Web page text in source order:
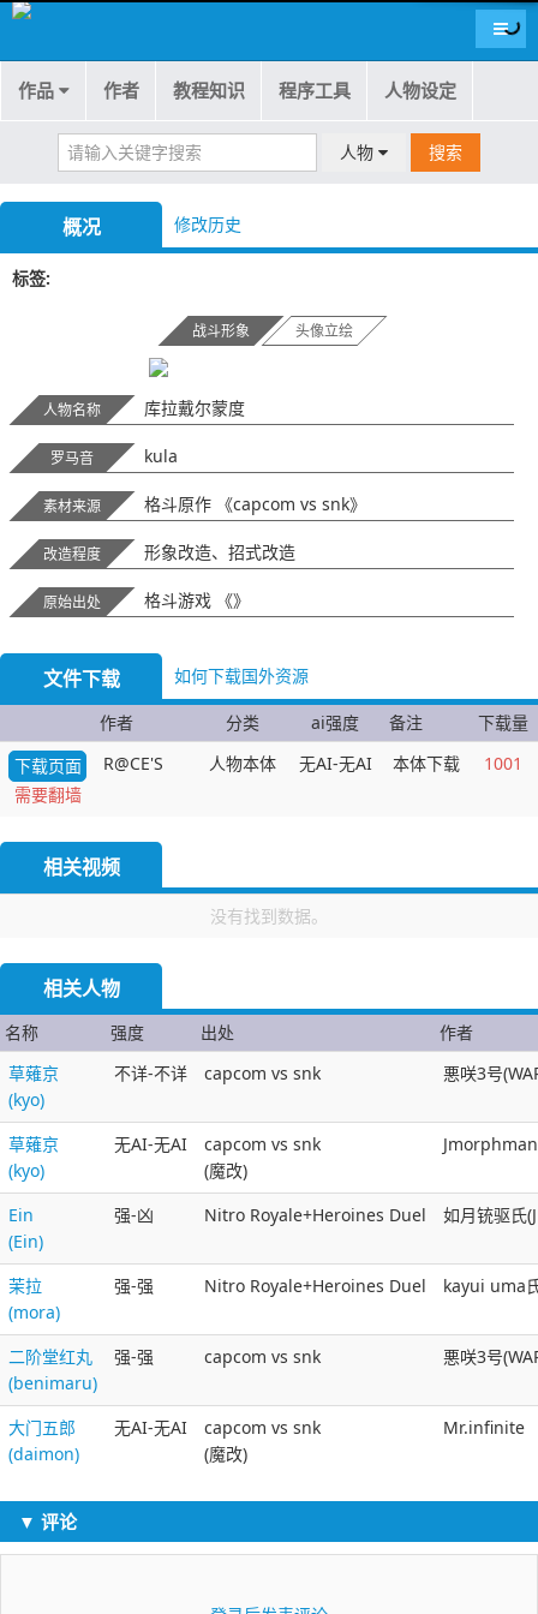
导航
作品 作者 教程知识 程序工具 人物设定
人物 搜索
概况 修改历史
标签
战斗形象 头像立绘
人物名称 库拉戴尔蒙度
罗马音 kula
素材来源 格斗原作 《capcom vs snk》
改造程度 形象改造、招式改造
原始出处 格斗游戏 《》
文件下载 如何下载国外资源
作者 分类 ai强度 备注
下载量
下载页面
需要翻墙
R@CE'S 人物本体 无AI-无AI 本体下载 1001
相关视频
没有找到数据。
相关人物
名称 强度 出处
作者
草薙京
(kyo)
不详-不详 capcom vs snk 悪咲3号
草薙京
(kyo)
无AI-无AI
capcom vs snk
(魔改)
Jmorphman
Ein
(Ein)
强-凶 Nitro Royale+Heroines Duel 如月铳驱氏
茉拉
(mora)
强-强 Nitro Royale+Heroines Duel kayui uma
二阶堂红丸
(benimaru)
强-强 capcom vs snk 悪咲3号
大门五郎
(daimon)
无AI-无AI
capcom vs snk
(魔改)
Mr.infinite
▼ 评论